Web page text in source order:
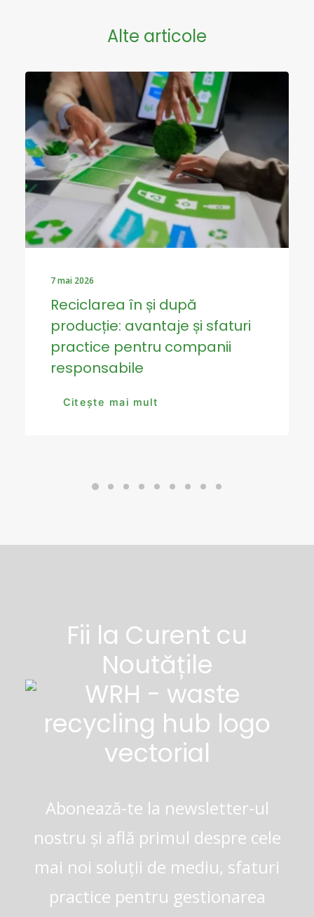
Alte articole
7 mai 2026
Reciclarea în și după
producție: avantaje și sfaturi
practice pentru companii
responsabile
Citește mai mult
Fii la Curent cu
Noutățile
Abonează-te la newsletter-ul
nostru și află primul despre cele
mai noi soluții de mediu, sfaturi
practice pentru gestionarea